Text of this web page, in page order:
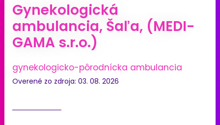
Gynekologická
ambulancia, Šaľa, (MEDI-
GAMA s.r.o.)
gynekologicko-pôrodnícka ambulancia
Overené zo zdroja: 03. 08. 2026